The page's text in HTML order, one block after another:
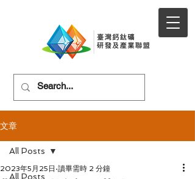
文章
All Posts
All Posts
2023年5月25日 讀畢需時 2 分鐘